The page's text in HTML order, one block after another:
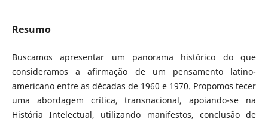
Resumo
Buscamos apresentar um panorama histórico do que
consideramos a afirmação de um pensamento latino-
americano entre as décadas de 1960 e 1970. Propomos tecer
uma abordagem crítica, transnacional, apoiando-se na
História Intelectual, utilizando manifestos, conclusão de